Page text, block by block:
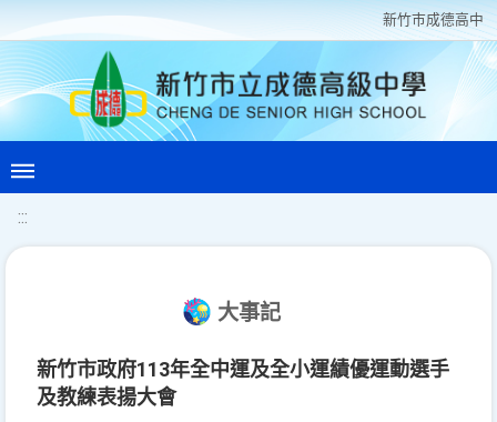
新竹巿成德高中
:::
大事記
新竹市政府113年全中運及全小運績優運動選手
及教練表揚大會